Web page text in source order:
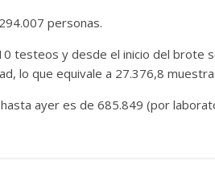
personas.
testeos y desde el inicio del brote
lo que equivale a 27.376,8
ayer es de 685.849 (por